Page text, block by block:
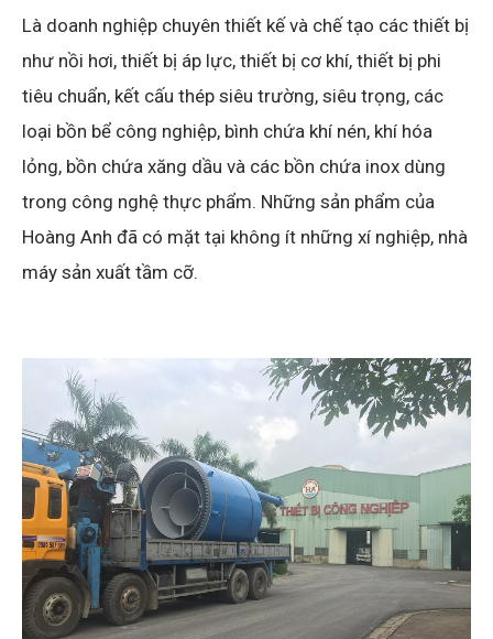
Là doanh nghiệp chuyên thiết kế và chế tạo các thiết bị
như nồi hơi, thiết bị áp lực, thiết bị cơ khí, thiết bị phi
tiêu chuẩn, kết cấu thép siêu trường, siêu trọng, các
loại bồn bể công nghiệp, bình chứa khí nén, khí hóa
lỏng, bồn chứa xăng dầu và các bồn chứa inox dùng
trong công nghệ thực phẩm. Những sản phẩm của
Hoàng Anh đã có mặt tại không ít những xí nghiệp, nhà
máy sản xuất tầm cỡ.